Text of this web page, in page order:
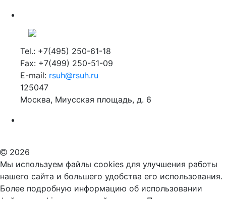
Tel.: +7(495) 250-61-18
Fax: +7(499) 250-51-09
E-mail: rsuh@rsuh.ru
125047
Москва, Миусская площадь, д. 6
2026
Мы используем файлы cookies для улучшения работы
нашего сайта и большего удобства его использования.
Более подробную информацию об использовании